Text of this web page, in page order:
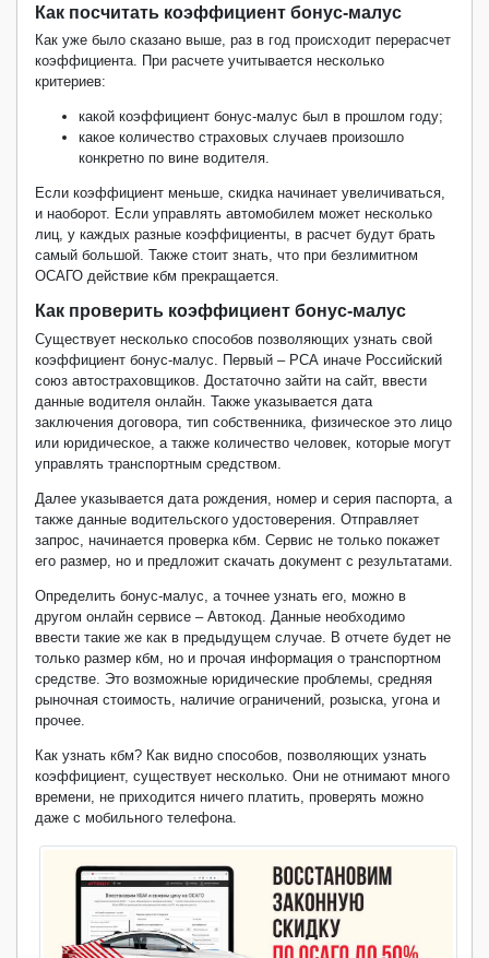
Как посчитать коэффициент бонус-малус
Как уже было сказано выше, раз в год происходит перерасчет
коэффициента. При расчете учитывается несколько
критериев:
какой коэффициент бонус-малус был в прошлом году;
какое количество страховых случаев произошло
конкретно по вине водителя.
Если коэффициент меньше, скидка начинает увеличиваться,
и наоборот. Если управлять автомобилем может несколько
лиц, у каждых разные коэффициенты, в расчет будут брать
самый большой. Также стоит знать, что при безлимитном
ОСАГО действие кбм прекращается.
Как проверить коэффициент бонус-малус
Существует несколько способов позволяющих узнать свой
коэффициент бонус-малус. Первый – РСА иначе Российский
союз автостраховщиков. Достаточно зайти на сайт, ввести
данные водителя онлайн. Также указывается дата
заключения договора, тип собственника, физическое это лицо
или юридическое, а также количество человек, которые могут
управлять транспортным средством.
Далее указывается дата рождения, номер и серия паспорта, а
также данные водительского удостоверения. Отправляет
запрос, начинается проверка кбм. Сервис не только покажет
его размер, но и предложит скачать документ с результатами.
Определить бонус-малус, а точнее узнать его, можно в
другом онлайн сервисе – Автокод. Данные необходимо
ввести такие же как в предыдущем случае. В отчете будет не
только размер кбм, но и прочая информация о транспортном
средстве. Это возможные юридические проблемы, средняя
рыночная стоимость, наличие ограничений, розыска, угона и
прочее.
Как узнать кбм? Как видно способов, позволяющих узнать
коэффициент, существует несколько. Они не отнимают много
времени, не приходится ничего платить, проверять можно
даже с мобильного телефона.